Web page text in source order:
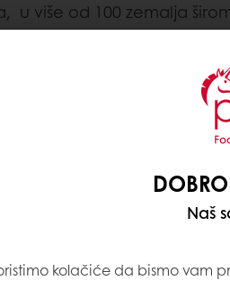
u više od 100 zemalja
proizvoda, koristeći
iz različitih svetskih
zdraviju
ljudima širom
Naš
kolačiće da bismo vam